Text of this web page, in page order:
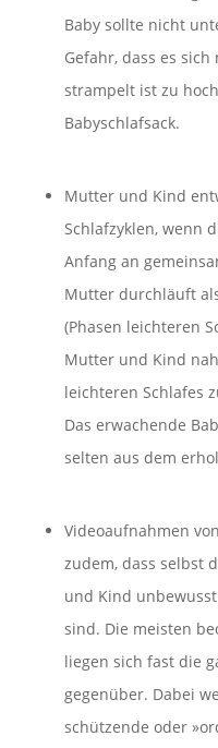
Baby sollte nicht
Gefahr, dass es
strampelt ist zu
Babyschlafsack.
Mutter und Kind
Schlafzyklen, wenn
Anfang an
Mutter durchläuft
(Phasen leichteren
Mutter und Kind
leichteren Schlafes
Das erwachende
selten aus dem
Videoaufnahmen
zudem, dass selbst
und Kind
sind. Die meisten
liegen sich fast die
gegenüber. Dabei
schützende oder